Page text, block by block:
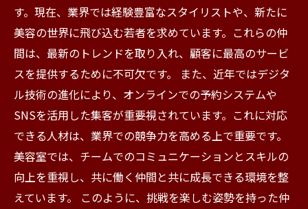
す。現在、業界では経験豊富なスタイリストや、新たに
美容の世界に飛び込む若者を求めています。これらの仲
間は、最新のトレンドを取り入れ、顧客に最高のサービ
スを提供するために不可欠です。 また、近年ではデジタ
ル技術の進化により、オンラインでの予約システムや
SNSを活用した集客が重要視されています。これに対応
できる人材は、業界での競争力を高める上で重要です。
美容室では、チームでのコミュニケーションとスキルの
向上を重視し、共に働く仲間と共に成長できる環境を整
えています。 このように、挑戦を楽しむ姿勢を持った仲